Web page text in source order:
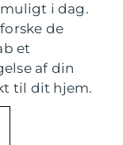
i dag.
de
et
af din
til dit hjem.